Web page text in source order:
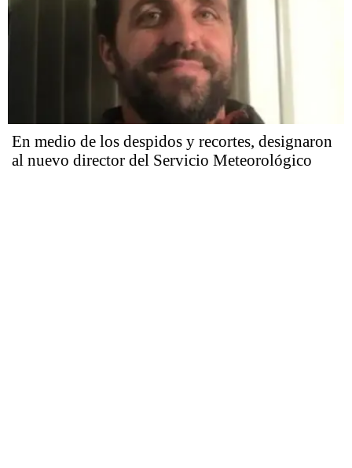
En medio de los despidos y recortes, designaron
al nuevo director del Servicio Meteorológico